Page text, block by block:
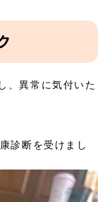
、異常に気付いた
診断を受けまし